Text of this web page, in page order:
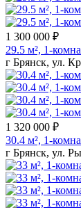
1 300 000 ₽
29.5 м², 1-
г Брянск, ул.
1 320 000 ₽
30.4 м², 1-
г Брянск, ул.